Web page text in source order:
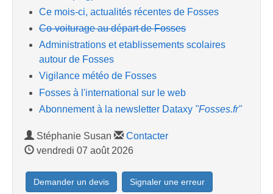
Ce mois-ci, actualités récentes de Fosses
Co-voiturage au départ de Fosses
Administrations et etablissements scolaires
autour de Fosses
Vigilance météo de Fosses
Fosses à l'international sur le web
Abonnement à la newsletter Dataxy "Fosses.fr"
Stéphanie Susan
Contacter
vendredi 07 août 2026
Demander un devis Signaler une erreur